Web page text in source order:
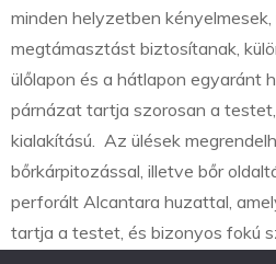
minden helyzetben kényelmesek,
megtámasztást biztosítanak,
ülőlapon és a hátlapon egyaránt
párnázat tartja szorosan a
kialakítású. Az ülések
bőrkárpitozással, illetve bőr
perforált Alcantara huzattal,
tartja a testet, és bizonyos fokú